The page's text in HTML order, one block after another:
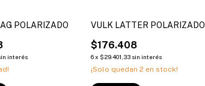
POLARIZADO
interés
VULK LATTER POLARIZADO
$176.408
6x $29.401,33 sin interés
¡Solo quedan 2 en stock!